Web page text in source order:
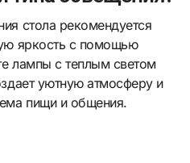
стола рекомендуется
яркость с помощью
лампы с теплым светом
уютную атмосферу и
пищи и общения.